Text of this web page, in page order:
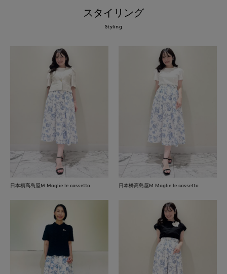
スタイリング
Styling
日本橋高島屋M Maglie le cassetto 日本橋高島屋M Maglie le cassetto